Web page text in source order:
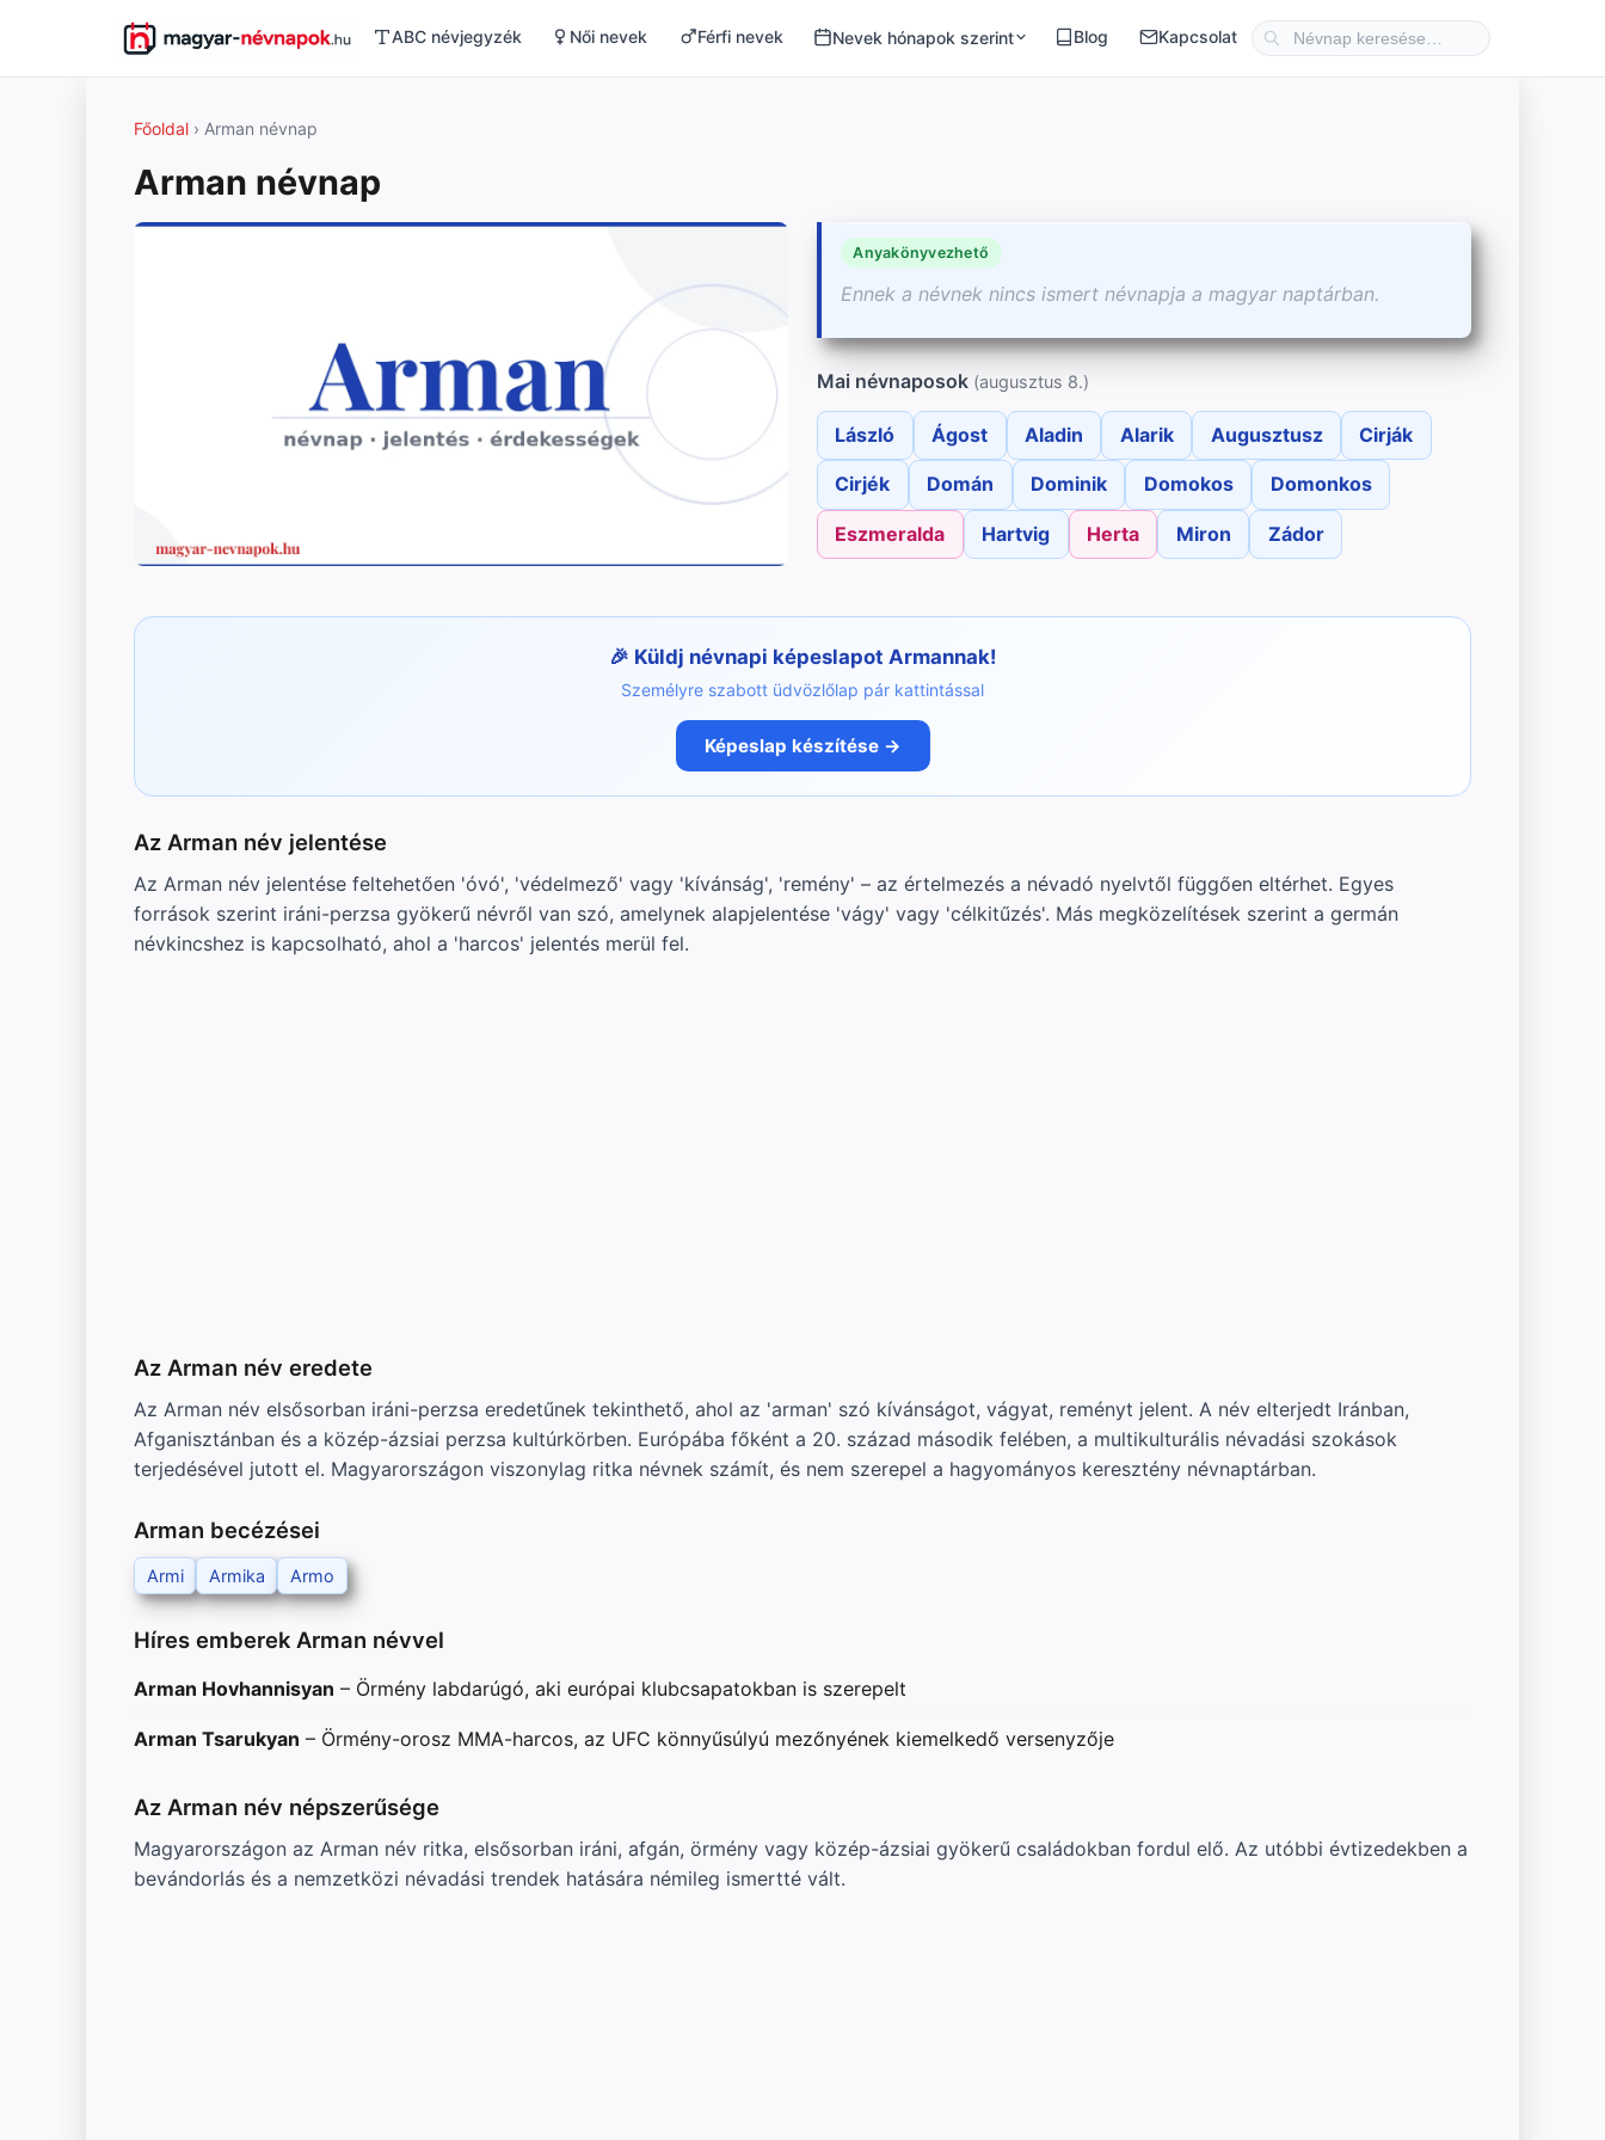
ABC névjegyzék Női nevek Férfi nevek Nevek hónapok szerint Blog Kapcsolat
Főoldal › Arman névnap
Arman névnap
Anyakönyvezhető
Ennek a névnek nincs ismert névnapja a magyar naptárban.
Mai névnaposok (augusztus 8.)
László Ágost Aladin Alarik Augusztusz Cirják
Cirjék Domán Dominik Domokos Domonkos
Eszmeralda Hartvig Herta Miron Zádor
Küldj névnapi képeslapot Armannak!
Személyre szabott üdvözlőlap pár kattintással
Képeslap készítése →
Az Arman név jelentése
Az Arman név jelentése feltehetően 'óvó', 'védelmező' vagy 'kívánság', 'remény' – az értelmezés a névadó nyelvtől függően eltérhet. Egyes
források szerint iráni-perzsa gyökerű névről van szó, amelynek alapjelentése 'vágy' vagy 'célkitűzés'. Más megközelítések szerint a germán
névkincshez is kapcsolható, ahol a 'harcos' jelentés merül fel.
Az Arman név eredete
Az Arman név elsősorban iráni-perzsa eredetűnek tekinthető, ahol az 'arman' szó kívánságot, vágyat, reményt jelent. A név elterjedt Iránban,
Afganisztánban és a közép-ázsiai perzsa kultúrkörben. Európába főként a 20. század második felében, a multikulturális névadási szokások
terjedésével jutott el. Magyarországon viszonylag ritka névnek számít, és nem szerepel a hagyományos keresztény névnaptárban.
Arman becézései
Armi Armika Armo
Híres emberek Arman névvel
Arman Hovhannisyan – Örmény labdarúgó, aki európai klubcsapatokban is szerepelt
Arman Tsarukyan – Örmény-orosz MMA-harcos, az UFC könnyűsúlyú mezőnyének kiemelkedő versenyzője
Az Arman név népszerűsége
Magyarországon az Arman név ritka, elsősorban iráni, afgán, örmény vagy közép-ázsiai gyökerű családokban fordul elő. Az utóbbi évtizedekben a
bevándorlás és a nemzetközi névadási trendek hatására némileg ismertté vált.